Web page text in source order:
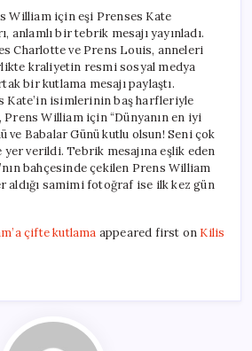
William için eşi Prenses Kate
anlamlı bir tebrik mesajı yayınladı.
Charlotte ve Prens Louis, anneleri
kraliyetin resmi sosyal medya
bir kutlama mesajı paylaştı.
Kate’in isimlerinin baş harfleriyle
William için “Dünyanın en iyi
ve Babalar Günü kutlu olsun! Seni çok
verildi. Tebrik mesajına eşlik eden
bahçesinde çekilen Prens William
aldığı samimi fotoğraf ise ilk kez gün
çifte kutlama appeared first on Kilis